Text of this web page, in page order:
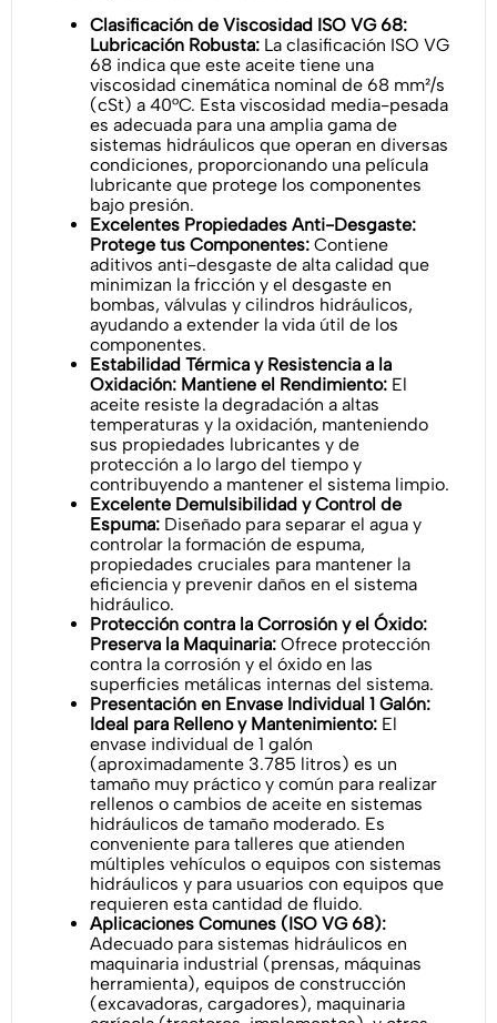
Clasificación de Viscosidad ISO VG 68:
Lubricación Robusta: La clasificación ISO VG
68 indica que este aceite tiene una
viscosidad cinemática nominal de 68 mm²/s
(cSt) a 40°C. Esta viscosidad media-pesada
es adecuada para una amplia gama de
sistemas hidráulicos que operan en diversas
condiciones, proporcionando una película
lubricante que protege los componentes
bajo presión.
Excelentes Propiedades Anti-Desgaste:
Protege tus Componentes: Contiene
aditivos anti-desgaste de alta calidad que
minimizan la fricción y el desgaste en
bombas, válvulas y cilindros hidráulicos,
ayudando a extender la vida útil de los
componentes.
Estabilidad Térmica y Resistencia a la
Oxidación: Mantiene el Rendimiento: El
aceite resiste la degradación a altas
temperaturas y la oxidación, manteniendo
sus propiedades lubricantes y de
protección a lo largo del tiempo y
contribuyendo a mantener el sistema limpio.
Excelente Demulsibilidad y Control de
Espuma: Diseñado para separar el agua y
controlar la formación de espuma,
propiedades cruciales para mantener la
eficiencia y prevenir daños en el sistema
hidráulico.
Protección contra la Corrosión y el Óxido:
Preserva la Maquinaria: Ofrece protección
contra la corrosión y el óxido en las
superficies metálicas internas del sistema.
Presentación en Envase Individual 1 Galón:
Ideal para Relleno y Mantenimiento: El
envase individual de 1 galón
(aproximadamente 3.785 litros) es un
tamaño muy práctico y común para realizar
rellenos o cambios de aceite en sistemas
hidráulicos de tamaño moderado. Es
conveniente para talleres que atienden
múltiples vehículos o equipos con sistemas
hidráulicos y para usuarios con equipos que
requieren esta cantidad de fluido.
Aplicaciones Comunes (ISO VG 68):
Adecuado para sistemas hidráulicos en
maquinaria industrial (prensas, máquinas
herramienta), equipos de construcción
(excavadoras, cargadores), maquinaria